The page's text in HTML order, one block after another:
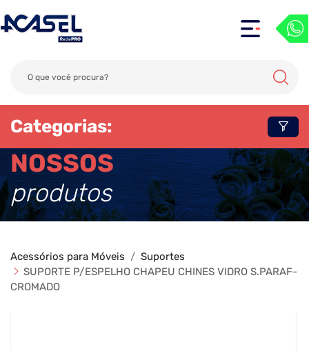
Categorias:
NOSSOS
produtos
Acessórios para Móveis
Suportes
SUPORTE P/ESPELHO CHAPEU CHINES VIDRO S.PARAF-
CROMADO